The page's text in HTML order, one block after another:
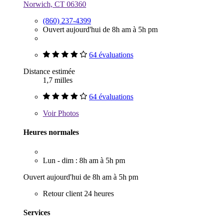
Norwich, CT 06360
(860) 237-4399
Ouvert aujourd'hui de 8h am à 5h pm
64 évaluations
Distance estimée
1,7 milles
64 évaluations
VoirPhotos
Heures normales
Lun - dim : 8h am à 5h pm
Ouvert aujourd'hui de 8h am à 5h pm
Retour client 24 heures
Services